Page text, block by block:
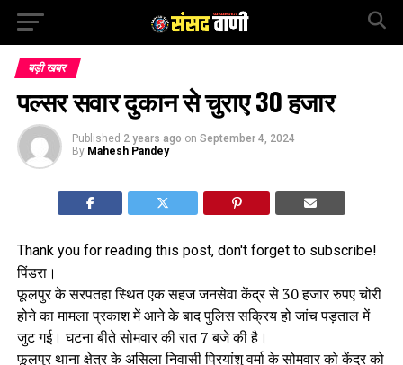
बड़ी खबर
पल्सर सवार दुकान से चुराए 30 हजार
Published 2 years ago on September 4, 2024
By Mahesh Pandey
Thank you for reading this post, don't forget to subscribe!
पिंडरा।
फूलपुर के सरपतहा स्थित एक सहज जनसेवा केंद्र से 30 हजार रुपए चोरी
होने का मामला प्रकाश में आने के बाद पुलिस सक्रिय हो जांच पड़ताल में
जुट गई। घटना बीते सोमवार की रात 7 बजे की है।
फूलपुर थाना क्षेत्र के असिला निवासी प्रियांशु वर्मा के सोमवार को केंद्र को